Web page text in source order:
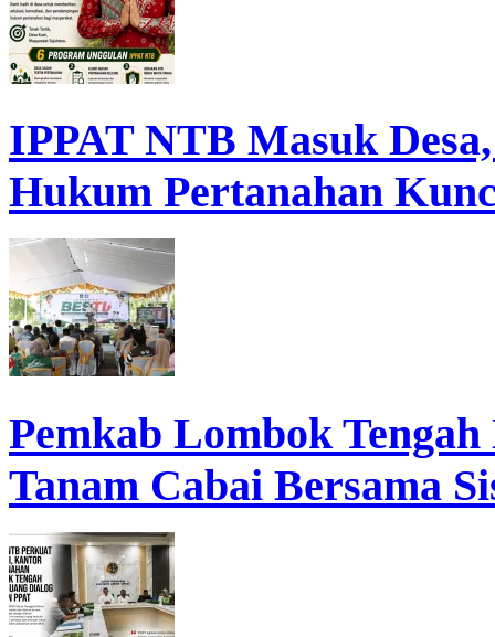
IPPAT NTB Masuk
Hukum Pertanahan
Pemkab Lombok
Tanam Cabai Bersama